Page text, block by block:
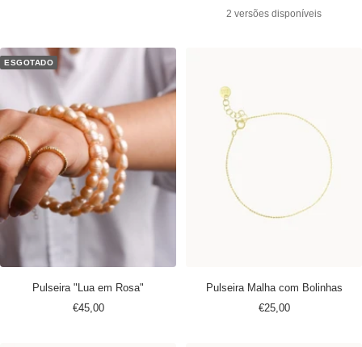
promocional
2 versões disponíveis
ESGOTADO
Pulseira "Lua em Rosa"
Preço
€45,00
Pulseira Malha com Bolinhas
Preço
€25,00